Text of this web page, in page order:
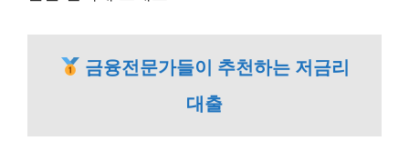
금융전문가들이 추천하는 저금리
대출